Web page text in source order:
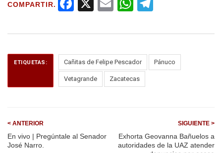
COMPARTIR.
ce
b
o
o
ail at
s
A
p
e
gr
a
ETIQUETAS: Cañitas de Felipe Pescador Pánuco
Vetagrande Zacatecas
< ANTERIOR
En vivo | Pregúntale al Senador
José Narro.
SIGUIENTE >
Exhorta Geovanna Bañuelos a
autoridades de la UAZ atender